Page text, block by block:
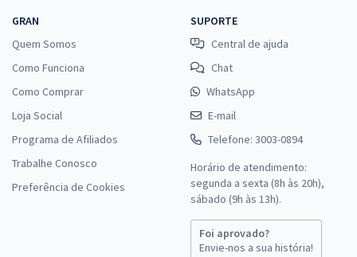
GRAN
Quem Somos
Como Funciona
Como Comprar
Loja Social
Programa de Afiliados
Trabalhe Conosco
Preferência de Cookies
SUPORTE
Central de ajuda
Chat
WhatsApp
E-mail
Telefone: 3003-0894
Horário de atendimento:
segunda a sexta (8h às 20h),
sábado (9h às 13h).
Foi aprovado?
Envie-nos a sua história!